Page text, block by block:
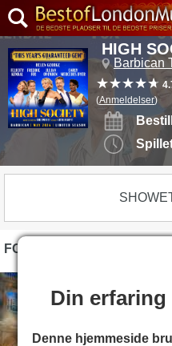
HIGH
Barbican
(Anmeldelser)
FOTOS
Din
Denne hjemmeside